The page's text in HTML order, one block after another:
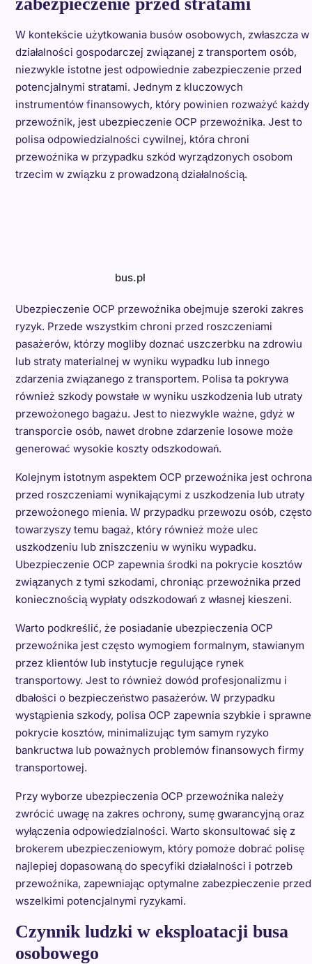
W kontekście użytkowania busów osobowych, zwłaszcza w
działalności gospodarczej związanej z transportem osób,
niezwykle istotne jest odpowiednie zabezpieczenie przed
potencjalnymi stratami. Jednym z kluczowych
instrumentów finansowych, który powinien rozważyć każdy
przewoźnik, jest ubezpieczenie OCP przewoźnika. Jest to
polisa odpowiedzialności cywilnej, która chroni
przewoźnika w przypadku szkód wyrządzonych osobom
trzecim w związku z prowadzoną działalnością.
bus.pl
Ubezpieczenie OCP przewoźnika obejmuje szeroki zakres
ryzyk. Przede wszystkim chroni przed roszczeniami
pasażerów, którzy mogliby doznać uszczerbku na zdrowiu
lub straty materialnej w wyniku wypadku lub innego
zdarzenia związanego z transportem. Polisa ta pokrywa
również szkody powstałe w wyniku uszkodzenia lub utraty
przewożonego bagażu. Jest to niezwykle ważne, gdyż w
transporcie osób, nawet drobne zdarzenie losowe może
generować wysokie koszty odszkodowań.
Kolejnym istotnym aspektem OCP przewoźnika jest ochrona
przed roszczeniami wynikającymi z uszkodzenia lub utraty
przewożonego mienia. W przypadku przewozu osób, często
towarzyszy temu bagaż, który również może ulec
uszkodzeniu lub zniszczeniu w wyniku wypadku.
Ubezpieczenie OCP zapewnia środki na pokrycie kosztów
związanych z tymi szkodami, chroniąc przewoźnika przed
koniecznością wypłaty odszkodowań z własnej kieszeni.
Warto podkreślić, że posiadanie ubezpieczenia OCP
przewoźnika jest często wymogiem formalnym, stawianym
przez klientów lub instytucje regulujące rynek
transportowy. Jest to również dowód profesjonalizmu i
dbałości o bezpieczeństwo pasażerów. W przypadku
wystąpienia szkody, polisa OCP zapewnia szybkie i sprawne
pokrycie kosztów, minimalizując tym samym ryzyko
bankructwa lub poważnych problemów finansowych firmy
transportowej.
Przy wyborze ubezpieczenia OCP przewoźnika należy
zwrócić uwagę na zakres ochrony, sumę gwarancyjną oraz
wyłączenia odpowiedzialności. Warto skonsultować się z
brokerem ubezpieczeniowym, który pomoże dobrać polisę
najlepiej dopasowaną do specyfiki działalności i potrzeb
przewoźnika, zapewniając optymalne zabezpieczenie przed
wszelkimi potencjalnymi ryzykami.
Czynnik ludzki w eksploatacji busa
osobowego